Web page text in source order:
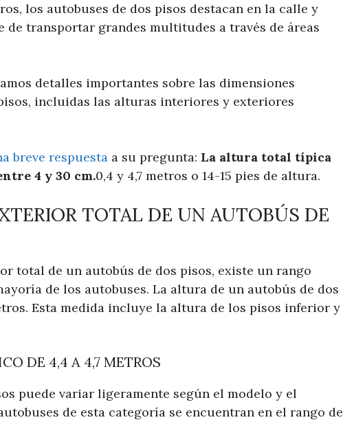
los autobuses de dos pisos destacan en la calle y
transportar grandes multitudes a través de áreas
detalles importantes sobre las dimensiones
incluidas las alturas interiores y exteriores
breve respuesta a su pregunta: La altura total típica
4 y 30 cm.0,4 y 4,7 metros o 14-15 pies de altura.
TOTAL DE UN AUTOBÚS DE
total de un autobús de dos pisos, existe un rango
de los autobuses. La altura de un autobús de dos
Esta medida incluye la altura de los pisos inferior y
DE 4,4 A 4,7 METROS
puede variar ligeramente según el modelo y el
de esta categoría se encuentran en el rango de